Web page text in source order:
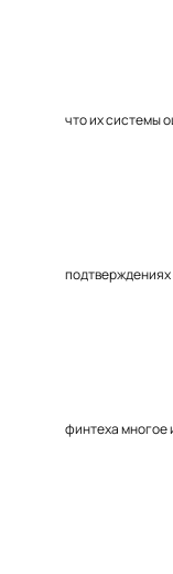
что их системы
финтеха